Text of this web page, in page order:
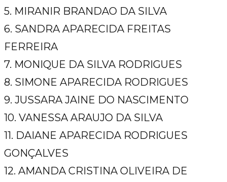
5. MIRANIR BRANDAO DA SILVA
6. SANDRA APARECIDA FREITAS
FERREIRA
7. MONIQUE DA SILVA RODRIGUES
8. SIMONE APARECIDA RODRIGUES
9. JUSSARA JAINE DO NASCIMENTO
10. VANESSA ARAUJO DA SILVA
11. DAIANE APARECIDA RODRIGUES
GONÇALVES
12. AMANDA CRISTINA OLIVEIRA DE